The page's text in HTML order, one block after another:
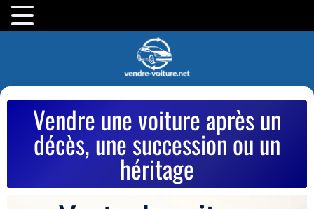
Vendre une voiture après un
décès, une succession ou un
héritage